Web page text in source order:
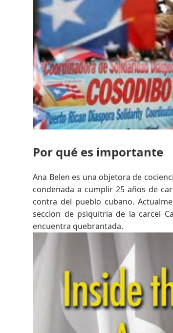
Por qué es importante
Ana Belen es una objetora de
condenada a cumplir 25 años de
contra del pueblo cubano.
seccion de psiquitria de la carcel
encuentra quebrantada.